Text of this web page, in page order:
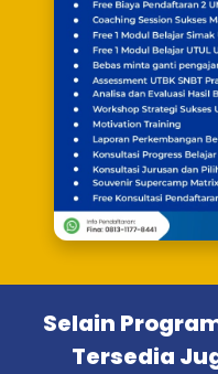
Selain
Tersedia